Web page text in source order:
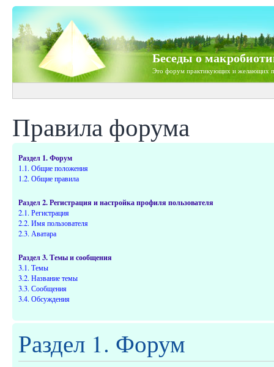
Беседы о
Это форум практикующих и желающих
Правила форума
Раздел 1. Форум
1.1. Общие положения
1.2. Общие правила
Раздел 2. Регистрация и настройка профиля пользователя
2.1. Регистрация
2.2. Имя пользователя
2.3. Аватара
Раздел 3. Темы и сообщения
3.1. Темы
3.2. Название темы
3.3. Сообщения
3.4. Обсуждения
Раздел 1. Форум